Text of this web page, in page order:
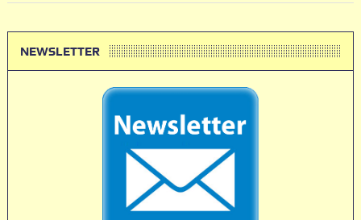
NEWSLETTER